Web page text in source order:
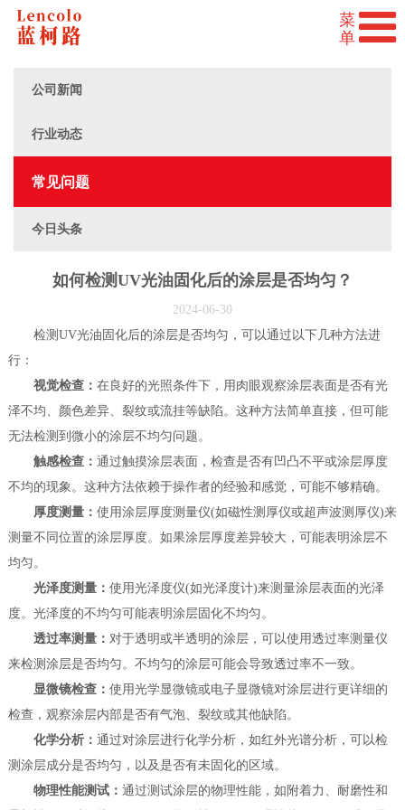
公司新闻
行业动态
常见问题
今日头条
如何检测UV光油固化后的涂层是否均匀？
2024-06-30
检测UV光油固化后的涂层是否均匀，可以通过以下几种方法进
行：
视觉检查： 在良好的光照条件下，用肉眼观察涂层表面是否有光
泽不均、颜色差异、裂纹或流挂等缺陷。这种方法简单直接，但可能
无法检测到微小的涂层不均匀问题。
触感检查： 通过触摸涂层表面，检查是否有凹凸不平或涂层厚度
不均的现象。这种方法依赖于操作者的经验和感觉，可能不够精确。
厚度测量： 使用涂层厚度测量仪(如磁性测厚仪或超声波测厚仪)来
测量不同位置的涂层厚度。如果涂层厚度差异较大，可能表明涂层不
均匀。
光泽度测量： 使用光泽度仪(如光泽度计)来测量涂层表面的光泽
度。光泽度的不均匀可能表明涂层固化不均匀。
透过率测量： 对于透明或半透明的涂层，可以使用透过率测量仪
来检测涂层是否均匀。不均匀的涂层可能会导致透过率不一致。
显微镜检查： 使用光学显微镜或电子显微镜对涂层进行更详细的
检查，观察涂层内部是否有气泡、裂纹或其他缺陷。
化学分析： 通过对涂层进行化学分析，如红外光谱分析，可以检
测涂层成分是否均匀，以及是否有未固化的区域。
物理性能测试： 通过测试涂层的物理性能，如附着力、耐磨性和